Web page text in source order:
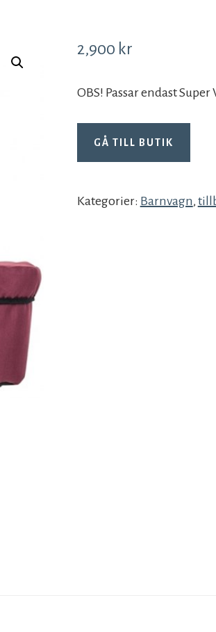
2,900 kr
OBS! Passar endast
GÅ TILL BUTIK
Kategorier: Barnvagn,